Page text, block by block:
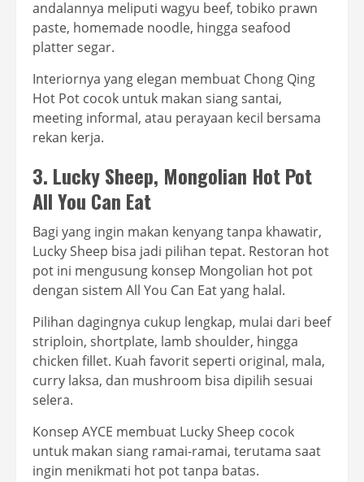
andalannya meliputi wagyu beef, tobiko prawn
paste, homemade noodle, hingga seafood
platter segar.
Interiornya yang elegan membuat Chong Qing
Hot Pot cocok untuk makan siang santai,
meeting informal, atau perayaan kecil bersama
rekan kerja.
3. Lucky Sheep, Mongolian Hot Pot
All You Can Eat
Bagi yang ingin makan kenyang tanpa khawatir,
Lucky Sheep bisa jadi pilihan tepat. Restoran hot
pot ini mengusung konsep Mongolian hot pot
dengan sistem All You Can Eat yang halal.
Pilihan dagingnya cukup lengkap, mulai dari beef
striploin, shortplate, lamb shoulder, hingga
chicken fillet. Kuah favorit seperti original, mala,
curry laksa, dan mushroom bisa dipilih sesuai
selera.
Konsep AYCE membuat Lucky Sheep cocok
untuk makan siang ramai-ramai, terutama saat
ingin menikmati hot pot tanpa batas.